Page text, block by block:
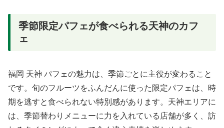
季節限定パフェが食べられる天神のカフ
ェ
福岡 天神 パフェの魅力は、季節ごとに主役が変わること
です。旬のフルーツをふんだんに使った限定パフェは、時
期を逃すと食べられない特別感があります。天神エリアに
は、季節替わりメニューに力を入れている店舗が多く、訪